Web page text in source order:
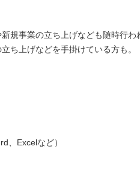
規事業の立ち上げなども随時行わ
ち上げなどを手掛けている方も。
、Excelなど）